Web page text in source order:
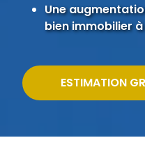
Une
bien immobilier à
ESTIMATION